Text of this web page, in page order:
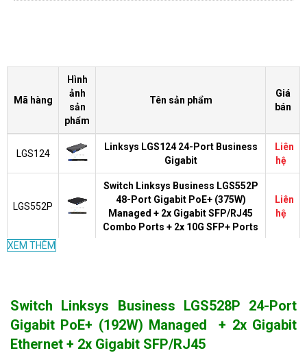
Mã hàng
Hình
ảnh
sản
phẩm
Tên sản phẩm
Giá
bán
LGS124
Linksys LGS124 24-Port Business
Gigabit
Liên
hệ
LGS552P
Switch Linksys Business LGS552P
48-Port Gigabit PoE+ (375W)
Managed + 2x Gigabit SFP/RJ45
Combo Ports + 2x 10G SFP+ Ports
Liên
hệ
LGS528
Switch Linksys 26-port
10/100/1000mbps Managed + 2
RJ45/2 SFP Combo
Liên
XEM THÊM
Switch Linksys Business LGS528P 24-Port
Gigabit PoE+ (192W) Managed + 2x Gigabit
Ethernet + 2x Gigabit SFP/RJ45